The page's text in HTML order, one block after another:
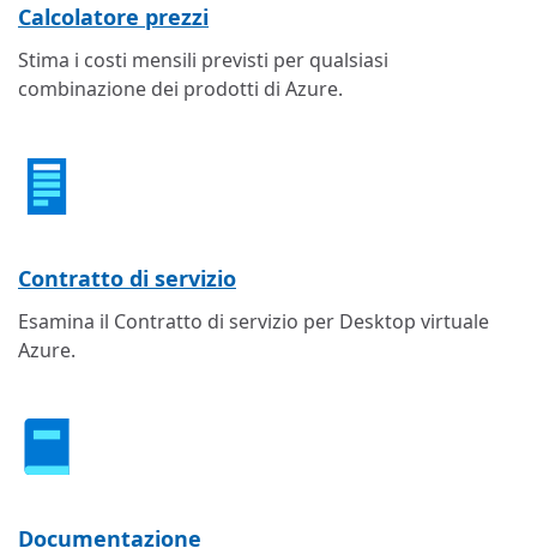
Calcolatore prezzi
Stima i costi mensili previsti per qualsiasi
combinazione dei prodotti di Azure.
Contratto di servizio
Esamina il Contratto di servizio per Desktop virtuale
Azure.
Documentazione